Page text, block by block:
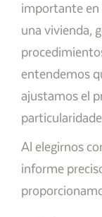
importante en
una vivienda,
entendemos
ajustamos el
Al elegirnos
informe